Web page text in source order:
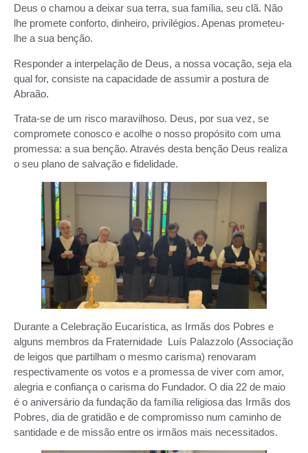
Deus o chamou a deixar sua terra, sua família, seu clã. Não
lhe promete conforto, dinheiro, privilégios. Apenas prometeu-
lhe a sua benção.
Responder a interpelação de Deus, a nossa vocação, seja ela
qual for, consiste na capacidade de assumir a postura de
Abraão.
Trata-se de um risco maravilhoso. Deus, por sua vez, se
compromete conosco e acolhe o nosso propósito com uma
promessa: a sua benção. Através desta benção Deus realiza
o seu plano de salvação e fidelidade.
Durante a Celebração Eucarística, as Irmãs dos Pobres e
alguns membros da Fraternidade Luís Palazzolo (Associação
de leigos que partilham o mesmo carisma) renovaram
respectivamente os votos e a promessa de viver com amor,
alegria e confiança o carisma do Fundador. O dia 22 de maio
é o aniversário da fundação da família religiosa das Irmãs dos
Pobres, dia de gratidão e de compromisso num caminho de
santidade e de missão entre os irmãos mais necessitados.